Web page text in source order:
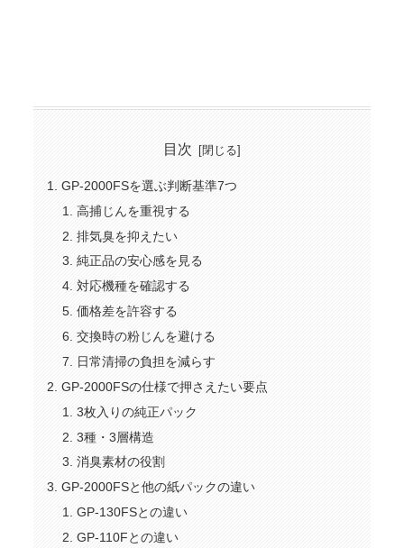
目次
GP-2000FSを選ぶ判断基準7つ
高捕じんを重視する
排気臭を抑えたい
純正品の安心感を見る
対応機種を確認する
価格差を許容する
交換時の粉じんを避ける
日常清掃の負担を減らす
GP-2000FSの仕様で押さえたい要点
3枚入りの純正パック
3種・3層構造
消臭素材の役割
GP-2000FSと他の紙パックの違い
GP-130FSとの違い
GP-110Fとの違い